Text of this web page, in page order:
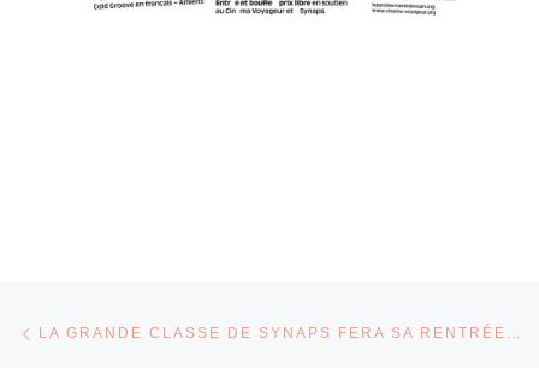
Parcourir les articles LA GRANDE CLASSE DE SYNAPS FERA SA RENTRÉE LA PREMIÈRE SEMAINE D’OCTOBRE !